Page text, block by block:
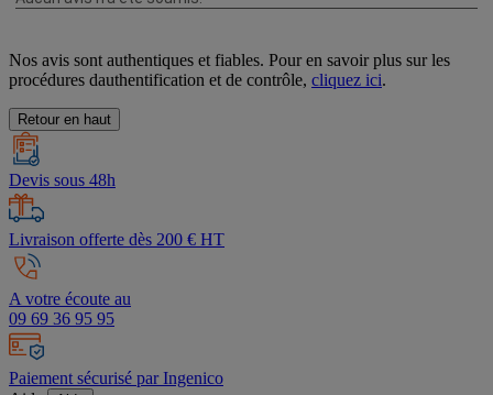
Nos avis sont authentiques et fiables. Pour en savoir plus sur les
procédures dauthentification et de contrôle, cliquez ici.
Retour en haut
Devis sous 48h
Livraison offerte dès 200 € HT
A votre écoute au
09 69 36 95 95
Paiement sécurisé par Ingenico